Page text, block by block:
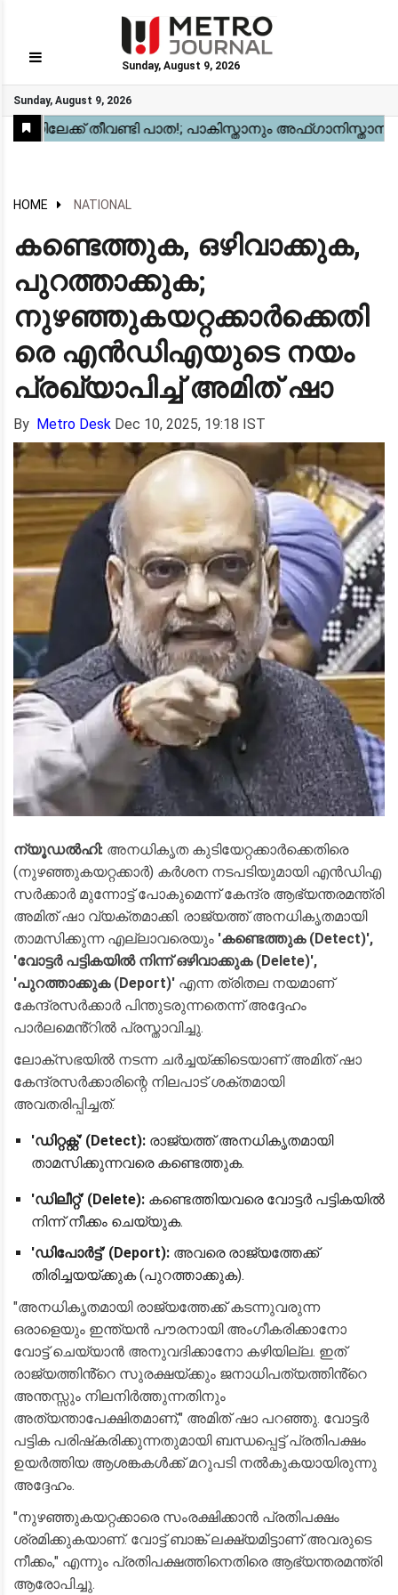
Sunday, August 9, 2026
Sunday, August 9, 2026
GO
Home
Kerala
National
Gulf
World
Sports
Movies
Health
Automobile
Travel
Education
Novel
Business
Technology
Webstory
HOME NATIONAL
കണ്ടെത്തുക, ഒഴിവാക്കുക,
പുറത്താക്കുക;
നുഴഞ്ഞുകയറ്റക്കാർക്കെതി
രെ എൻഡിഎയുടെ നയം
പ്രഖ്യാപിച്ച് അമിത് ഷാ
By Metro Desk Dec 10, 2025, 19:18 IST
ന്യൂഡൽഹി: അനധികൃത കുടിയേറ്റക്കാർക്കെതിരെ
(നുഴഞ്ഞുകയറ്റക്കാർ) കർശന നടപടിയുമായി എൻഡിഎ
സർക്കാർ മുന്നോട്ട് പോകുമെന്ന് കേന്ദ്ര ആഭ്യന്തരമന്ത്രി
അമിത് ഷാ വ്യക്തമാക്കി. രാജ്യത്ത് അനധികൃതമായി
താമസിക്കുന്ന എല്ലാവരെയും 'കണ്ടെത്തുക (Detect)',
'വോട്ടർ പട്ടികയിൽ നിന്ന് ഒഴിവാക്കുക (Delete)',
'പുറത്താക്കുക (Deport)' എന്ന ത്രിതല നയമാണ്
കേന്ദ്രസർക്കാർ പിന്തുടരുന്നതെന്ന് അദ്ദേഹം
പാർലമെൻ്റിൽ പ്രസ്താവിച്ചു.
​ലോക്‌സഭയിൽ നടന്ന ചർച്ചയ്ക്കിടെയാണ് അമിത് ഷാ
കേന്ദ്രസർക്കാരിന്റെ നിലപാട് ശക്തമായി
അവതരിപ്പിച്ചത്.
'ഡിറ്റക്റ്റ്' (Detect): രാജ്യത്ത് അനധികൃതമായി
താമസിക്കുന്നവരെ കണ്ടെത്തുക.
'ഡിലീറ്റ്' (Delete): കണ്ടെത്തിയവരെ വോട്ടർ പട്ടികയിൽ
നിന്ന് നീക്കം ചെയ്യുക.
'ഡിപോർട്ട്' (Deport): അവരെ രാജ്യത്തേക്ക്
തിരിച്ചയയ്ക്കുക (പുറത്താക്കുക).
​"അനധികൃതമായി രാജ്യത്തേക്ക് കടന്നുവരുന്ന
ഒരാളെയും ഇന്ത്യൻ പൗരനായി അംഗീകരിക്കാനോ
വോട്ട് ചെയ്യാൻ അനുവദിക്കാനോ കഴിയില്ല. ഇത്
രാജ്യത്തിൻ്റെ സുരക്ഷയ്ക്കും ജനാധിപത്യത്തിൻ്റെ
അന്തസ്സും നിലനിർത്തുന്നതിനും
അത്യന്താപേക്ഷിതമാണ്," അമിത് ഷാ പറഞ്ഞു. വോട്ടർ
പട്ടിക പരിഷ്‌കരിക്കുന്നതുമായി ബന്ധപ്പെട്ട് പ്രതിപക്ഷം
ഉയർത്തിയ ആശങ്കകൾക്ക് മറുപടി നൽകുകയായിരുന്നു
അദ്ദേഹം.
​"നുഴഞ്ഞുകയറ്റക്കാരെ സംരക്ഷിക്കാൻ പ്രതിപക്ഷം
ശ്രമിക്കുകയാണ്. വോട്ട് ബാങ്ക് ലക്ഷ്യമിട്ടാണ് അവരുടെ
നീക്കം," എന്നും പ്രതിപക്ഷത്തിനെതിരെ ആഭ്യന്തരമന്ത്രി
ആരോപിച്ചു.